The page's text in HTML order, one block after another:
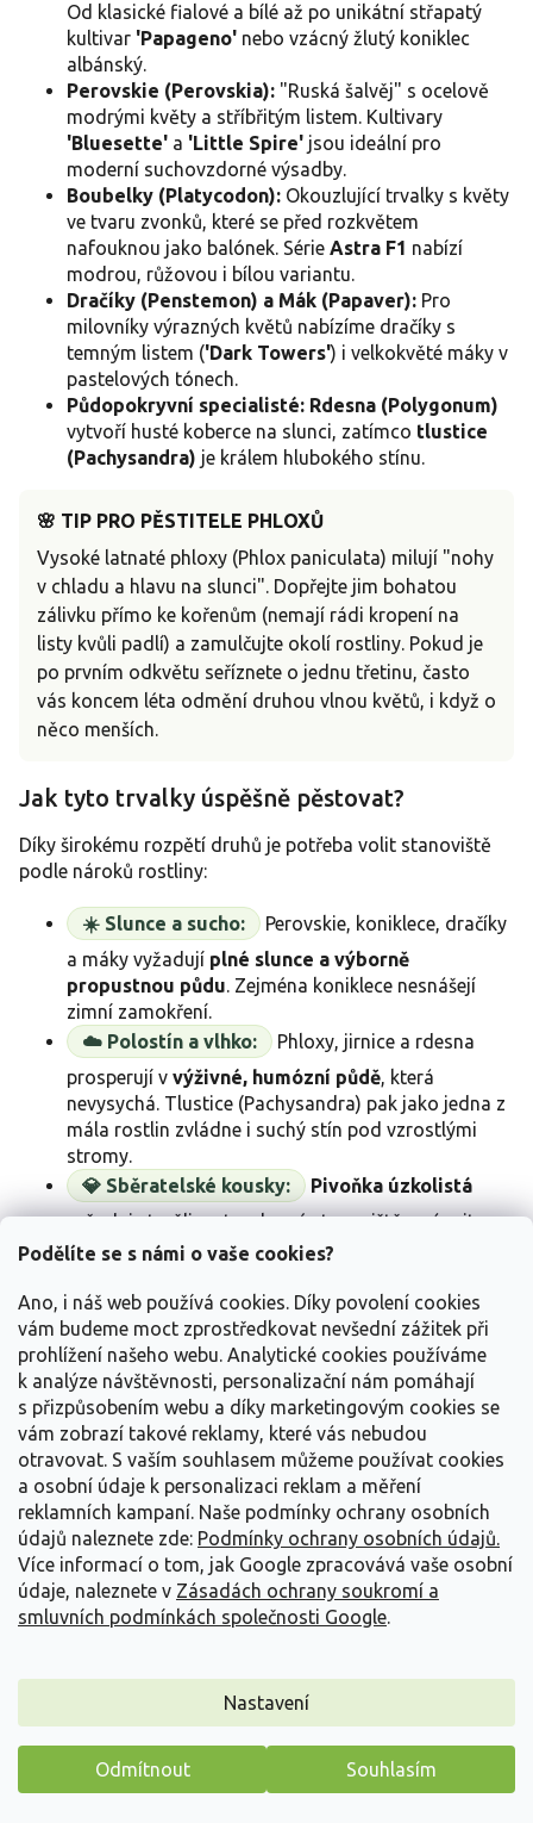
Podělíte se s námi o vaše cookies?
Ano, i náš web používá cookies. Díky povolení cookies
vám budeme moct zprostředkovat nevšední zážitek při
prohlížení našeho webu. Analytické cookies používáme
k analýze návštěvnosti, personalizační nám pomáhají
s přizpůsobením webu a díky marketingovým cookies se
vám zobrazí takové reklamy, které vás nebudou
otravovat. S vaším souhlasem můžeme používat cookies
a osobní údaje k personalizaci reklam a měření
reklamních kampaní. Naše podmínky ochrany osobních
údajů naleznete zde: Podmínky ochrany osobních údajů.
Více informací o tom, jak Google zpracovává vaše osobní
údaje, naleznete v Zásadách ochrany soukromí a
smluvních podmínkách společnosti Google.
Nastavení
Odmítnout Souhlasím
Od klasické fialové a bílé až po unikátní střapatý
kultivar 'Papageno' nebo vzácný žlutý koniklec
albánský.
Perovskie (Perovskia): "Ruská šalvěj" s ocelově
modrými květy a stříbřitým listem. Kultivary
'Bluesette' a 'Little Spire' jsou ideální pro
moderní suchovzdorné výsadby.
Boubelky (Platycodon): Okouzlující trvalky s květy
ve tvaru zvonků, které se před rozkvětem
nafouknou jako balónek. Série Astra F1 nabízí
modrou, růžovou i bílou variantu.
Dračíky (Penstemon) a Mák (Papaver): Pro
milovníky výrazných květů nabízíme dračíky s
temným listem ('Dark Towers') i velkokvěté máky v
pastelových tónech.
Půdopokryvní specialisté: Rdesna (Polygonum)
vytvoří husté koberce na slunci, zatímco tlustice
(Pachysandra) je králem hlubokého stínu.
🌸 TIP PRO PĚSTITELE PHLOXŮ
Vysoké latnaté phloxy (Phlox paniculata) milují "nohy
v chladu a hlavu na slunci". Dopřejte jim bohatou
zálivku přímo ke kořenům (nemají rádi kropení na
listy kvůli padlí) a zamulčujte okolí rostliny. Pokud je
po prvním odkvětu seříznete o jednu třetinu, často
vás koncem léta odmění druhou vlnou květů, i když o
něco menších.
Jak tyto trvalky úspěšně pěstovat?
Díky širokému rozpětí druhů je potřeba volit stanoviště
podle nároků rostliny:
☀️ Slunce a sucho:
Perovskie, koniklece, dračíky
a máky vyžadují plné slunce a výborně
propustnou půdu. Zejména koniklece nesnášejí
zimní zamokření.
☁️ Polostín a vlhko:
Phloxy, jirnice a rdesna
prosperují v výživné, humózní půdě, která
nevysychá. Tlustice (Pachysandra) pak jako jedna z
mála rostlin zvládne i suchý stín pod vzrostlými
stromy.
💎 Sběratelské kousky:
Pivoňka úzkolistá
vyžaduje trpělivost a slunné stanoviště s vápnitou
půdou – odmění se vám nevídanou jemností listoví,
Zkombinujte modré perovskie s růžovými phloxy nebo
bílé boubelky s tmavolistými dračíky pro vytvoření
vizuálně bohatého a harmonického záhonu.
Potřebujete poradit?
Kontakt na prodejnu
POZOR - V LÉTĚ OMEZENY OTEVÍRACÍ
Zahradnictví Spomyšl
Spomyšl 163, 277 05 Spomyšl
216 216 019Máme pro vás malý dárek